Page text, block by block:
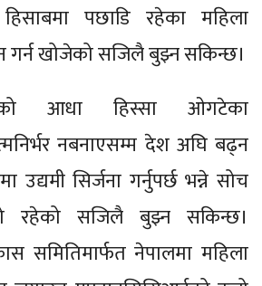
पछाडि रहेका महिला
गर्न खोजेको सजिलै बुझ्न सकिन्छ।
आधा हिस्सा ओगटेका
नबनाएसम्म देश अघि बढ्न
सिर्जना गर्नुपर्छ भन्ने सोच
रहेको सजिलै बुझ्न सकिन्छ।
समितिमार्फत नेपालमा महिला